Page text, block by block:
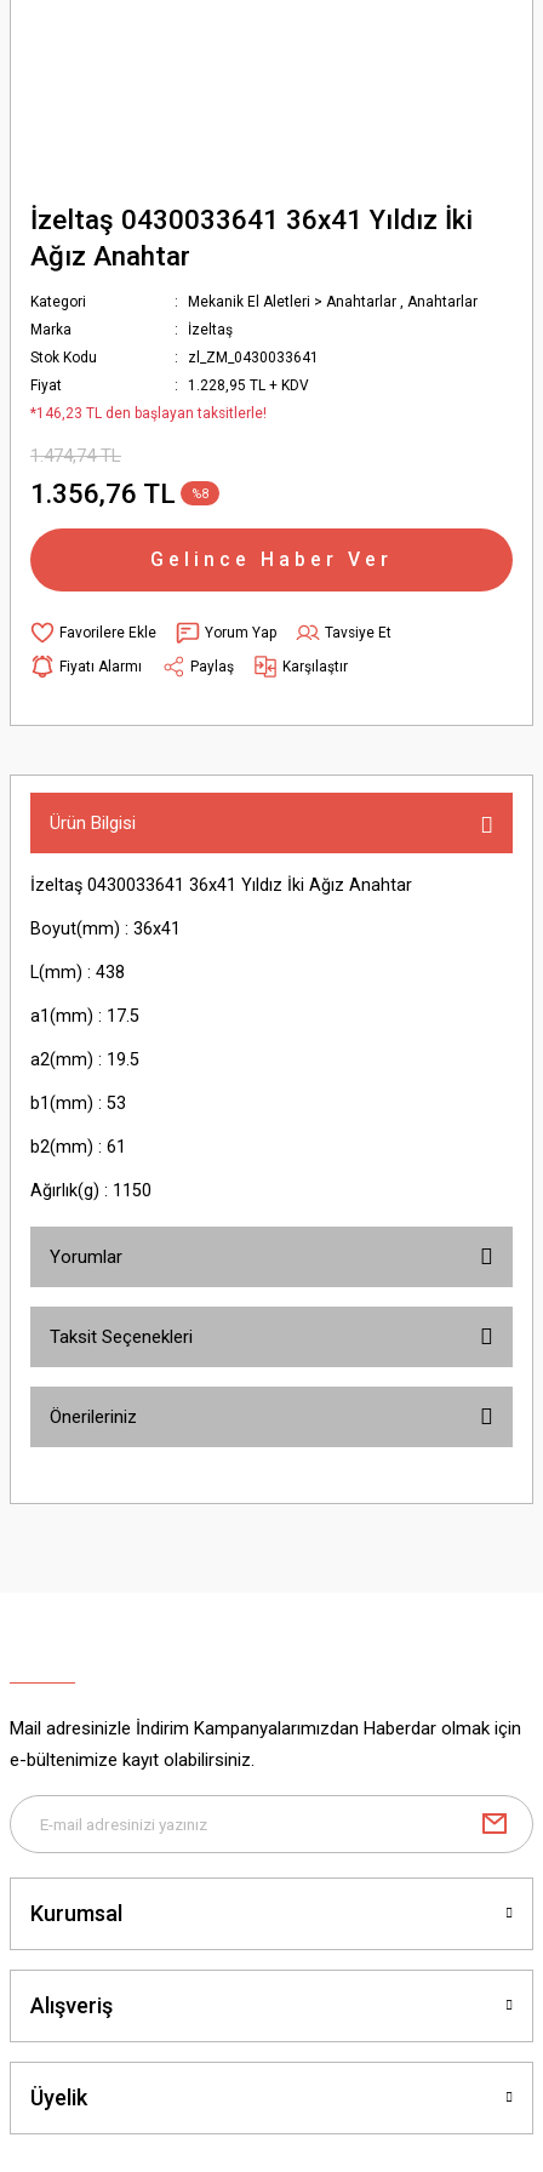
İzeltaş 0430033641 36x41 Yıldız İki
Ağız Anahtar
Kategori Mekanik El Aletleri > Anahtarlar ,Anahtarlar
Marka
İzeltaş
Stok Kodu
zl_ZM_0430033641
Fiyat
1.228,95 TL + KDV
*146,23 TL den başlayan taksitlerle!
1.474,74 TL
1.356,76 TL %8
Gelince Haber Ver
Yorum Yap
Tavsiye Et
Fiyatı Alarmı
Paylaş Karşılaştır
Ürün Bilgisi
İzeltaş 0430033641 36x41 Yıldız İki Ağız Anahtar
Boyut(mm) : 36x41
L(mm) : 438
a1(mm) : 17.5
a2(mm) : 19.5
b1(mm) : 53
b2(mm) : 61
Ağırlık(g) : 1150
Yorumlar
Taksit Seçenekleri
Önerileriniz
yetersiz gördüğünüz noktaları öneri formunu kullanarak tarafımıza
Bu ürüne benzer farklı alternatifler olmalı.
Mail adresinizle İndirim Kampanyalarımızdan Haberdar olmak için
e-bültenimize kayıt olabilirsiniz.
Kurumsal
Alışveriş
Üyelik